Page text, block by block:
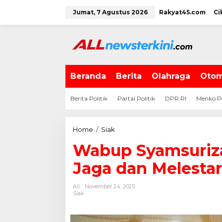
w
Jumat, 7 Agustus 2026 Rakyat45.com
Beranda Berita Olahraga
Berita Politik Partai Politik DPR RI Menko
Home / Siak
b
p
y
s
Wabup
Jaga dan
All
November 24, 2025
Siak